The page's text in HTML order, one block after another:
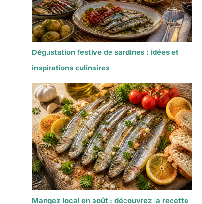
Dégustation festive de sardines : idées et
inspirations culinaires
Mangez local en août : découvrez la recette